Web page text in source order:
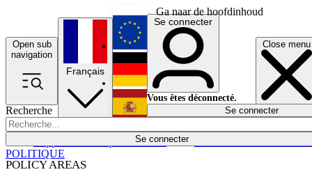
Ga naar de hoofdinhoud
Open sub
navigation
Close menu
Recherche
Se connecter
POLICY AREAS
Économie
Français
English
Deutsch
Español
Se connecter
Vous êtes déconnecté.
Se connecter
POLITIQUE